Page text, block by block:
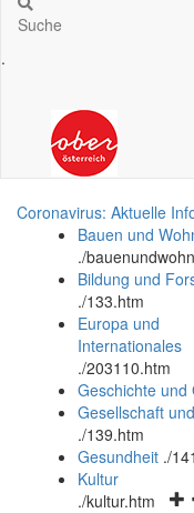
Suche
.
Coronavirus: Aktuelle
Bauen und
./
Bildung und
./133.htm
Europa und
Internationales
./203110.htm
Geschichte und
Gesellschaft
./139.htm
Gesundheit ./
Kultur
./kultur.htm